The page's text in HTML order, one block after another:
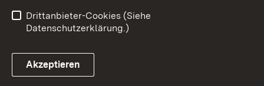
Drittanbieter-Cookies (Siehe
Datenschutzerklärung.)
Akzeptieren